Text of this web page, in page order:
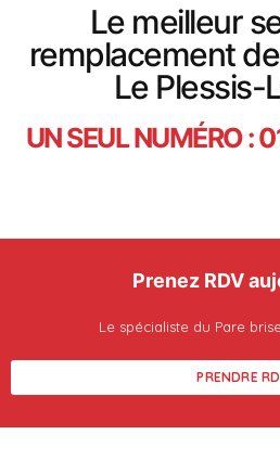
Le meilleur
remplacement
Le Plessis-
UN SEUL NUMÉRO
Prenez RDV
Le spécialiste du Pare
PRENDRE